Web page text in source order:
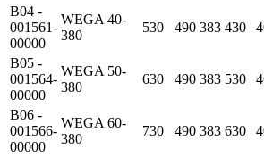
B04 -
001561-
00000
WEGA 40-
380
530 490 383 430
B05 -
001564-
00000
WEGA 50-
380
630 490 383 530
B06 -
001566-
00000
WEGA 60-
380
730 490 383 630